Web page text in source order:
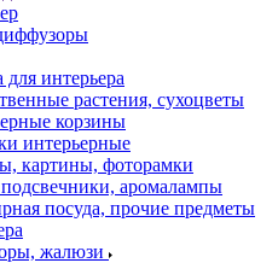
для интерьера
растения, сухоцветы
корзины
интерьерные
картины, фоторамки
аромалампы
посуда, прочие предметы
жалюзи